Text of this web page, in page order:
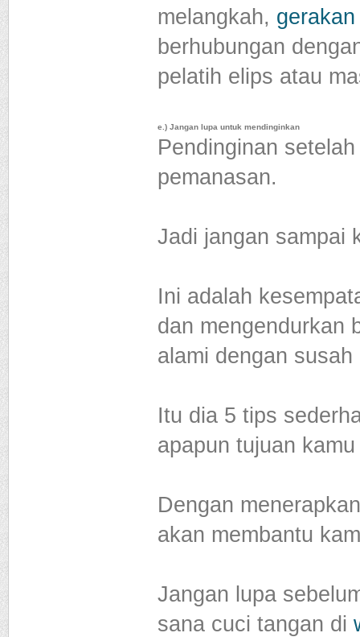
melangkah,
berhubungan
pelatih elips atau
e.) Jangan lupa untuk mendinginkan
Pendinginan
pemanasan.
Jadi jangan sampai
Ini adalah
dan mengendurkan
alami dengan
Itu dia 5 tips
apapun tujuan
Dengan
akan membantu
Jangan lupa
sana cuci tangan di